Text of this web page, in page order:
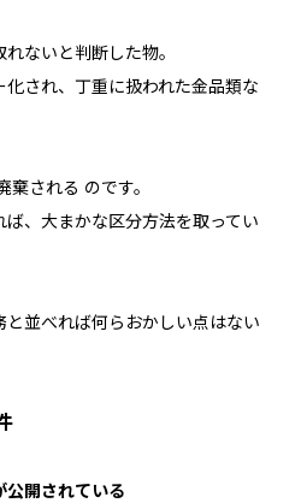
ないと判断した物。
され、丁重に扱われた金品類な
される のです。
、大まかな区分方法を取ってい
と並べれば何らおかしい点はない
開されている